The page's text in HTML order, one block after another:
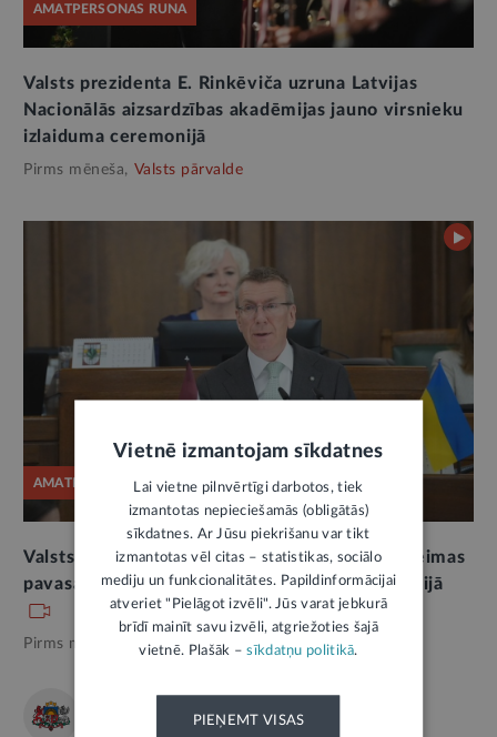
AMATPERSONAS RUNA
Valsts prezidenta E. Rinkēviča uzruna Latvijas
Nacionālās aizsardzības akadēmijas jauno virsnieku
izlaiduma ceremonijā
Pirms mēneša, Valsts pārvalde
AMATPERSONAS RUNA
Valsts prezidenta Edgara Rinkēviča uzruna Saeimas
pavasara sesijas noslēgumā 2026. gada 18. jūnijā
Pirms mēneša, Valsts pārvalde
Vietnē izmantojam sīkdatnes
Lai vietne pilnvērtīgi darbotos, tiek
izmantotas nepieciešamās (obligātās)
sīkdatnes. Ar Jūsu piekrišanu var tikt
izmantotas vēl citas – statistikas, sociālo
mediju un funkcionalitātes. Papildinformācijai
atveriet "Pielāgot izvēli". Jūs varat jebkurā
brīdī mainīt savu izvēli, atgriežoties šajā
vietnē. Plašāk –sīkdatņu politikā.
PIEŅEMT VISAS